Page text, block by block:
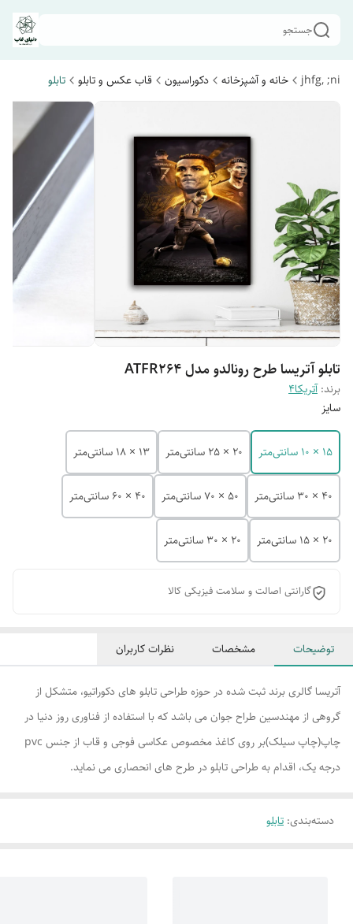
جستجو
jhfg, ;ni خانه و آشپزخانه دکوراسیون قاب عکس و تابلو تابلو
تابلو آتریسا طرح رونالدو مدل ATFR264
برند: آتریکا4
سایز
15 × 10 سانتی‌متر 20 × 25 سانتی‌متر 13 × 18 سانتی‌متر
40 × 30 سانتی‌متر 50 × 70 سانتی‌متر 40 × 60 سانتی‌متر
20 × 15 سانتی‌متر 20 × 30 سانتی‌متر
گارانتی اصالت و سلامت فیزیکی کالا
توضیحات مشخصات نظرات کاربران
آتریسا گالری برند ثبت شده در حوزه طراحی تابلو های دکوراتیو، متشکل از
گروهی از مهندسین طراح جوان می باشد که با استفاده از فناوری روز دنیا در
چاپ(چاپ سیلک)بر روی کاغذ مخصوص عکاسی فوجی و قاب از جنس pvc
درجه یک، اقدام به طراحی تابلو در طرح های انحصاری می نماید.
دسته‌بندی: تابلو